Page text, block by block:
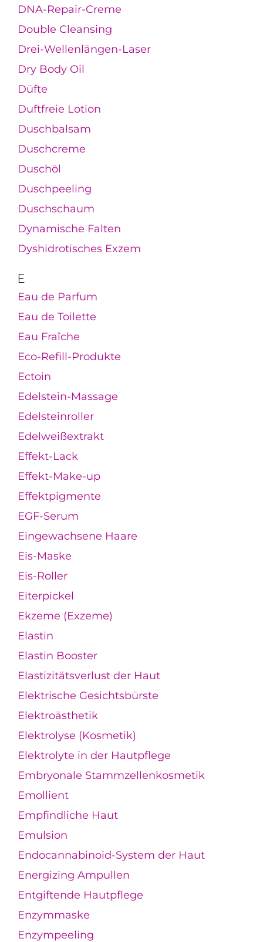
DNA-Repair-Creme
Double Cleansing
Drei-Wellenlängen-Laser
Dry Body Oil
Düfte
Duftfreie Lotion
Duschbalsam
Duschcreme
Duschöl
Duschpeeling
Duschschaum
Dynamische Falten
Dyshidrotisches Exzem
E
Eau de Parfum
Eau de Toilette
Eau Fraîche
Eco-Refill-Produkte
Ectoin
Edelstein-Massage
Edelsteinroller
Edelweißextrakt
Effekt-Lack
Effekt-Make-up
Effektpigmente
EGF-Serum
Eingewachsene Haare
Eis-Maske
Eis-Roller
Eiterpickel
Ekzeme (Exzeme)
Elastin
Elastin Booster
Elastizitätsverlust der Haut
Elektrische Gesichtsbürste
Elektroästhetik
Elektrolyse (Kosmetik)
Elektrolyte in der Hautpflege
Embryonale Stammzellenkosmetik
Emollient
Empfindliche Haut
Emulsion
Endocannabinoid-System der Haut
Energizing Ampullen
Entgiftende Hautpflege
Enzymmaske
Enzympeeling